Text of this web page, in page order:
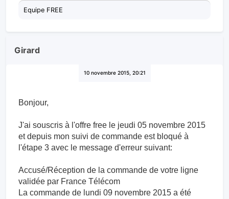
Equipe FREE
Girard
10 novembre 2015, 20:21
Bonjour,
J'ai souscris à l'offre free le jeudi 05 novembre 2015
et depuis mon suivi de commande est bloqué à
l'étape 3 avec le message d'erreur suivant:
Accusé/Réception de la commande de votre ligne
validée par France Télécom
La commande de lundi 09 novembre 2015 a été